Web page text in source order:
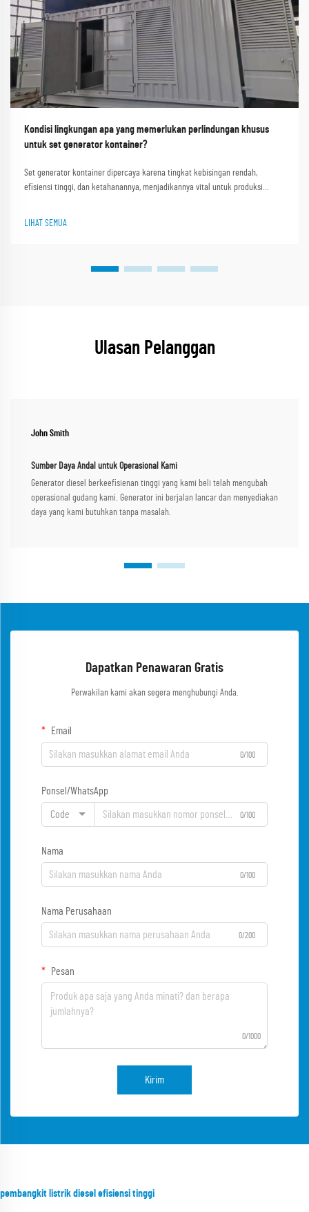
Kondisi lingkungan apa yang memerlukan perlindungan khusus
untuk set generator kontainer?
Set generator kontainer dipercaya karena tingkat kebisingan rendah,
efisiensi tinggi, dan ketahanannya, menjadikannya vital untuk produksi
LIHAT SEMUA
Ulasan Pelanggan
John Smith
Sumber Daya Andal untuk Operasional Kami
Generator diesel berkeefisienan tinggi yang kami beli telah mengubah
operasional gudang kami. Generator ini berjalan lancar dan menyediakan
daya yang kami butuhkan tanpa masalah.
Dapatkan Penawaran Gratis
Perwakilan kami akan segera menghubungi Anda.
Email
0/100
Ponsel/WhatsApp
Code 0/100
Nama
0/100
Nama Perusahaan
0/200
Pesan
0/1000
Kirim
pembangkit listrik diesel efisiensi tinggi